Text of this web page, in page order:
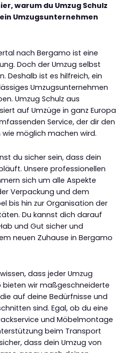
warum du Umzug Schulz
Umzugsunternehmen
nach Bergamo ist eine
Doch der Umzug selbst
Deshalb ist es hilfreich, ein
Umzugsunternehmen
Umzug Schulz aus
auf Umzüge in ganz Europa
Service, der dir den
möglich machen wird.
du sicher sein, dass dein
Unsere professionellen
sich um alle Aspekte
Verpackung und dem
bis hin zur Organisation der
Du kannst dich darauf
und Gut sicher und
neuen Zuhause in Bergamo
dass jeder Umzug
bieten wir maßgeschneiderte
auf deine Bedürfnisse und
sind. Egal, ob du eine
und Möbelmontage
beim Transport
dass dein Umzug von